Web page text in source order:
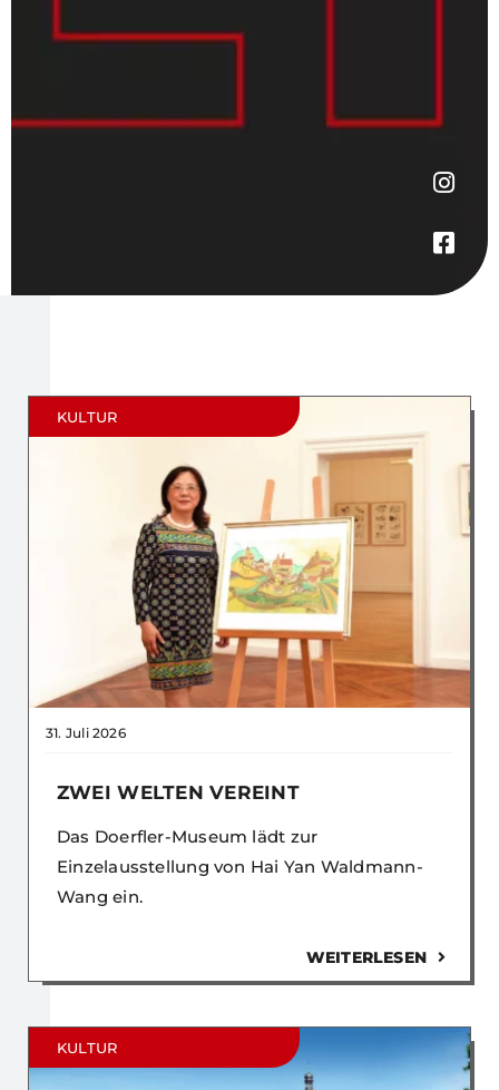
KULTUR
31. Juli 2026
ZWEI WELTEN VEREINT
Das Doerfler-Museum lädt zur
Einzelausstellung von Hai Yan Waldmann-
Wang ein.
WEITERLESEN
KULTUR